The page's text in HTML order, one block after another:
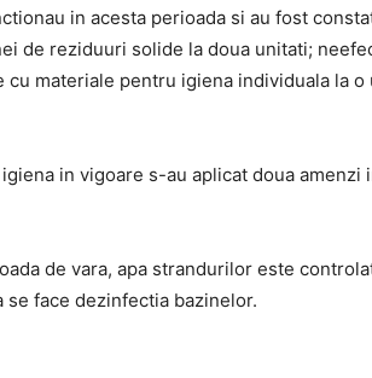
in acesta perioada si au fost
de reziduuri solide la doua unitati;
materiale pentru igiena individuala la o
in vigoare s-au aplicat doua
de vara, apa strandurilor este
face dezinfectia bazinelor.